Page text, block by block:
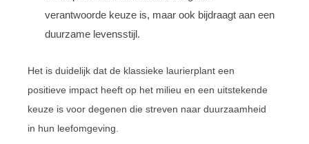
verantwoorde keuze is, maar ook bijdraagt aan een
duurzame levensstijl.
Het is duidelijk dat de klassieke laurierplant een
positieve impact heeft op het milieu en een uitstekende
keuze is voor degenen die streven naar duurzaamheid
in hun leefomgeving.